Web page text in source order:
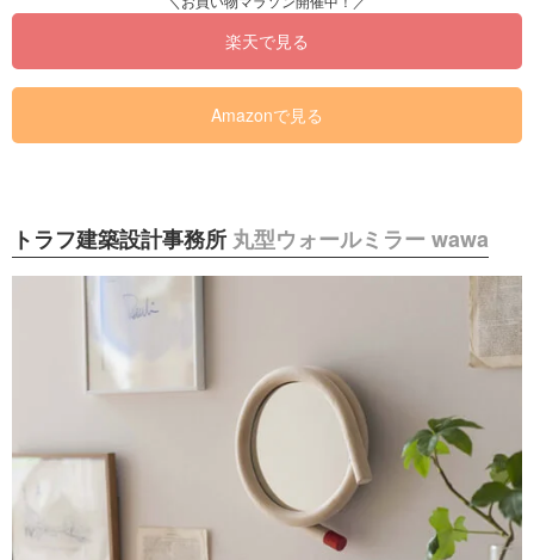
楽天で見る
Amazonで見る
トラフ建築設計事務所 丸型ウォールミラー wawa